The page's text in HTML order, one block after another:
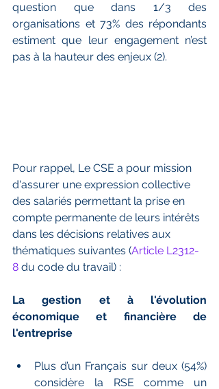
question que dans 1/3 des
organisations et 73% des répondants
estiment que leur engagement n’est
pas à la hauteur des enjeux (2).
Pour rappel, Le CSE a pour mission
d'assurer une expression collective
des salariés permettant la prise en
compte permanente de leurs intérêts
dans les décisions relatives aux
thématiques suivantes (Article L2312-
8 du code du travail) :
La gestion et à l'évolution
économique et financière de
l'entreprise
Plus d’un Français sur deux (54%)
considère la RSE comme un